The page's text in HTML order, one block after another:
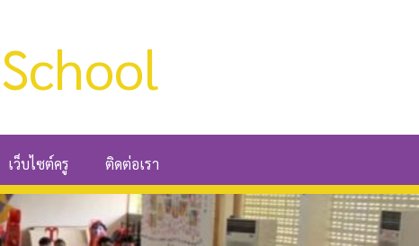
School
เว็บไซต์ครู ติดต่อเรา